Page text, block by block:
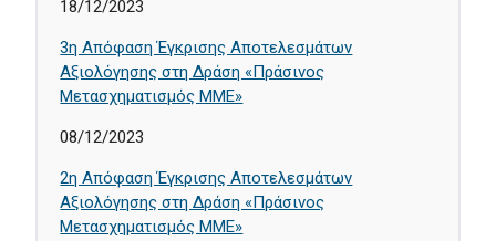
18/12/2023
3η Απόφαση Έγκρισης Αποτελεσμάτων
Αξιολόγησης στη Δράση «Πράσινος
Μετασχηματισμός ΜΜΕ»
08/12/2023
2η Απόφαση Έγκρισης Αποτελεσμάτων
Αξιολόγησης στη Δράση «Πράσινος
Μετασχηματισμός ΜΜΕ»